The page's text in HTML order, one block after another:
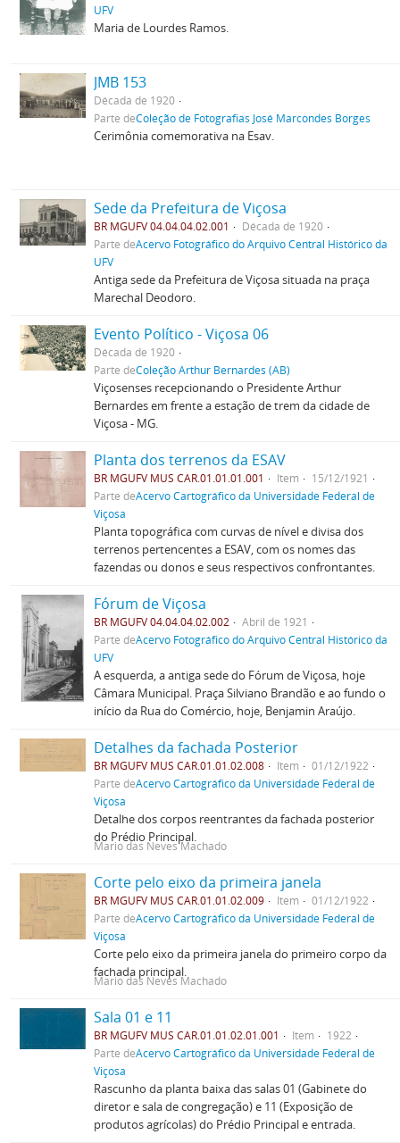
UFV
Maria de Lourdes Ramos.
JMB 153
Década de 1920
Parte deColeção de Fotografias José Marcondes Borges
Cerimônia comemorativa na Esav.
Sede da Prefeitura de Viçosa
BR MGUFV 04.04.04.02.001
Década de 1920
Parte deAcervo Fotográfico do Arquivo Central Histórico da
UFV
Antiga sede da Prefeitura de Viçosa situada na praça
Marechal Deodoro.
Evento Político - Viçosa 06
Década de 1920
Parte deColeção Arthur Bernardes (AB)
Viçosenses recepcionando o Presidente Arthur
Bernardes em frente a estação de trem da cidade de
Viçosa - MG.
Planta dos terrenos da ESAV
BR MGUFV MUS CAR.01.01.01.001 Item
15/12/1921
Parte deAcervo Cartográfico da Universidade Federal de
Viçosa
Planta topográfica com curvas de nível e divisa dos
terrenos pertencentes a ESAV, com os nomes das
fazendas ou donos e seus respectivos confrontantes.
Fórum de Viçosa
BR MGUFV 04.04.04.02.002
Abril de 1921
Parte deAcervo Fotográfico do Arquivo Central Histórico da
UFV
A esquerda, a antiga sede do Fórum de Viçosa, hoje
Câmara Municipal. Praça Silviano Brandão e ao fundo o
início da Rua do Comércio, hoje, Benjamin Araújo.
Detalhes da fachada Posterior
BR MGUFV MUS CAR.01.01.02.008 Item
01/12/1922
Parte deAcervo Cartográfico da Universidade Federal de
Viçosa
Detalhe dos corpos reentrantes da fachada posterior
do Prédio Principal.
Mario das Neves Machado
Corte pelo eixo da primeira janela
BR MGUFV MUS CAR.01.01.02.009 Item
01/12/1922
Parte deAcervo Cartográfico da Universidade Federal de
Viçosa
Corte pelo eixo da primeira janela do primeiro corpo da
fachada principal.
Mario das Neves Machado
Sala 01 e 11
BR MGUFV MUS CAR.01.01.02.01.001 Item
1922
Parte deAcervo Cartográfico da Universidade Federal de
Viçosa
Rascunho da planta baixa das salas 01 (Gabinete do
diretor e sala de congregação) e 11 (Exposição de
produtos agrícolas) do Prédio Principal e entrada.